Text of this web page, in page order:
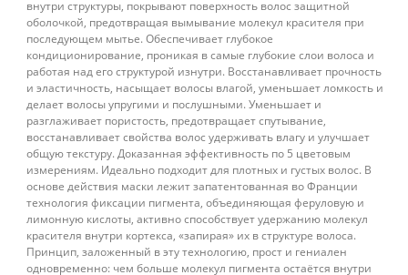
внутри структуры, покрывают поверхность волос защитной
оболочкой, предотвращая вымывание молекул красителя при
последующем мытье. Обеспечивает глубокое
кондиционирование, проникая в самые глубокие слои волоса и
работая над его структурой изнутри. Восстанавливает прочность
и эластичность, насыщает волосы влагой, уменьшает ломкость и
делает волосы упругими и послушными. Уменьшает и
разглаживает пористость, предотвращает спутывание,
восстанавливает свойства волос удерживать влагу и улучшает
общую текстуру. Доказанная эффективность по 5 цветовым
измерениям. Идеально подходит для плотных и густых волос. В
основе действия маски лежит запатентованная во Франции
технология фиксации пигмента, объединяющая феруловую и
лимонную кислоты, активно способствует удержанию молекул
красителя внутри кортекса, «запирая» их в структуре волоса.
Принцип, заложенный в эту технологию, прост и гениален
одновременно: чем больше молекул пигмента остаётся внутри